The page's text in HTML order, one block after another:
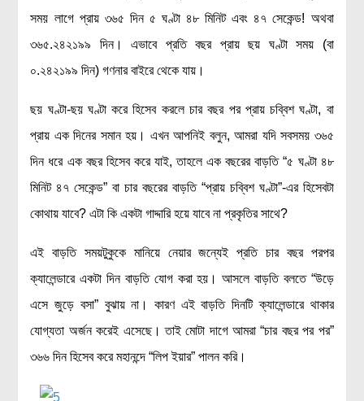
রিভিউ (বই/মুভি/সিরিজ)
বাংলাদেশের কথা
সময় লাগে প্রায় ৩৬৫ দিন ৫ ঘণ্টা ৪৮ মিনিট এবং ৪৭ সেকেন্ড! অথবা
৩৬৫.২৪২১৯৯ দিন। এভাবে প্রতি বছর প্রায় ছয় ঘণ্টা সময় (বা
০.২৪২১৯৯ দিন) গণনার বাইরে থেকে যায়।
ছয় ঘণ্টা-ছয় ঘণ্টা করে হিসেব করলে চার বছর পর প্রায় চব্বিশ ঘণ্টা, বা
প্রায় এক দিনের সমান হয়। এখন আপনিই বলুন, আমরা যদি সবসময় ৩৬৫
দিন ধরে এক বছর হিসেব করে যাই, তাহলে এক বছরের বাড়তি “৫ ঘণ্টা ৪৮
মিনিট ৪৭ সেকেন্ড” বা চার বছরের বাড়তি “প্রায় চব্বিশ ঘণ্টা”-এর হিসেবটা
কোথায় যাবে? এটা কি একটা গাদ্দারি হয়ে যাবে না প্রকৃতির সাথে?
এই বাড়তি সময়টুকুকে মানিয়ে নেয়ার জন্যেই প্রতি চার বছর পরপর
ক্যালেন্ডারে একটা দিন বাড়তি যোগ করা হয়। আসলে বাড়তি বলতে “উড়ে
এসে জুড়ে বসা” বুঝায় না। কারণ এই বাড়তি দিনটি ক্যালেন্ডারে থাকার
যোগ্যতা অর্জন করেই এসেছে। তাই মোটা দাগে আমরা “চার বছর পর পর”
৩৬৬ দিন হিসেব করে মহানন্দে “লিপ ইয়ার” পালন করি।